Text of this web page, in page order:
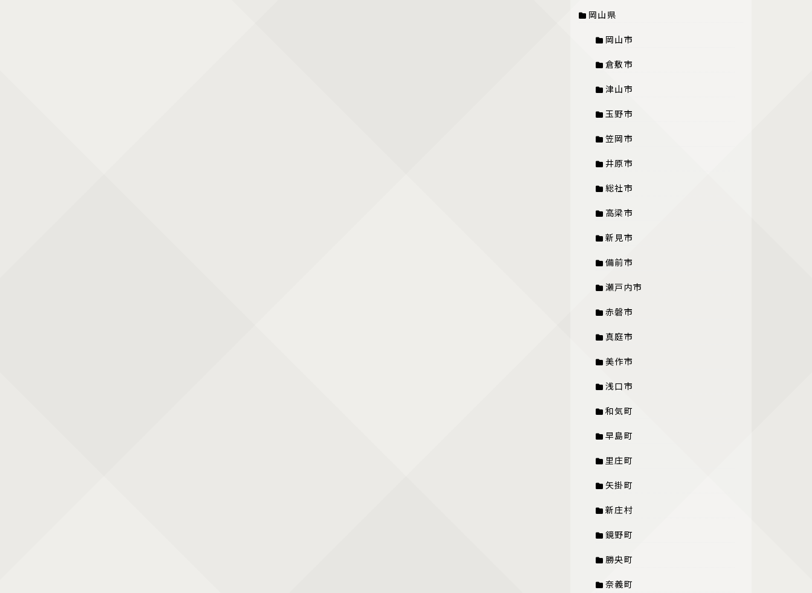
岡山県
岡山市
倉敷市
津山市
玉野市
笠岡市
井原市
総社市
高梁市
新見市
備前市
瀬戸内市
赤磐市
真庭市
美作市
浅口市
和気町
早島町
里庄町
矢掛町
新庄村
鏡野町
勝央町
奈義町